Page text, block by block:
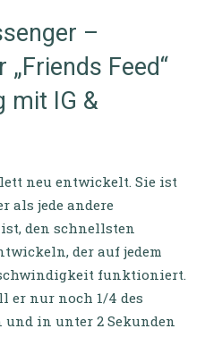
–
Feed“
mit IG &
neu entwickelt. Sie ist
als jede andere
den schnellsten
der auf jedem
funktioniert.
er nur noch 1/4 des
und in unter 2 Sekunden